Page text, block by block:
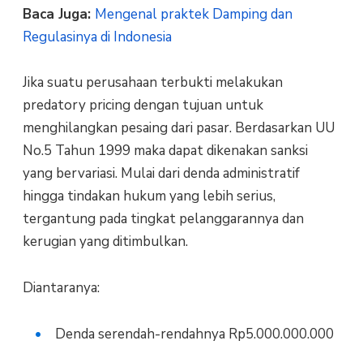
Baca Juga: Mengenal praktek Damping dan
Regulasinya di Indonesia
Jika suatu perusahaan terbukti melakukan
predatory pricing dengan tujuan untuk
menghilangkan pesaing dari pasar. Berdasarkan UU
No.5 Tahun 1999 maka dapat dikenakan sanksi
yang bervariasi. Mulai dari denda administratif
hingga tindakan hukum yang lebih serius,
tergantung pada tingkat pelanggarannya dan
kerugian yang ditimbulkan.
Diantaranya:
Denda serendah-rendahnya Rp5.000.000.000